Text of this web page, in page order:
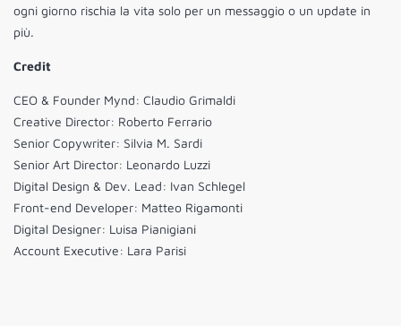
ogni giorno rischia la vita solo per un messaggio o un update in
più.
Credit
CEO & Founder Mynd: Claudio Grimaldi
Creative Director: Roberto Ferrario
Senior Copywriter: Silvia M. Sardi
Senior Art Director: Leonardo Luzzi
Digital Design & Dev. Lead: Ivan Schlegel
Front-end Developer: Matteo Rigamonti
Digital Designer: Luisa Pianigiani
Account Executive: Lara Parisi